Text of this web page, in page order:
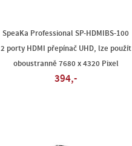
SpeaKa Professional SP-HDMIBS-100
2 porty HDMI přepínač UHD, lze použít
oboustranně 7680 x 4320 Pixel
394,-